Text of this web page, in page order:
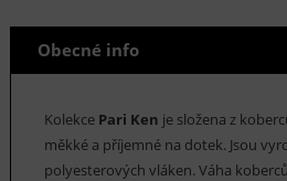
Obecné info
Kolekce Pari Ken je složena z
měkké a příjemné na dotek. Jsou
polyesterových vláken. Váha